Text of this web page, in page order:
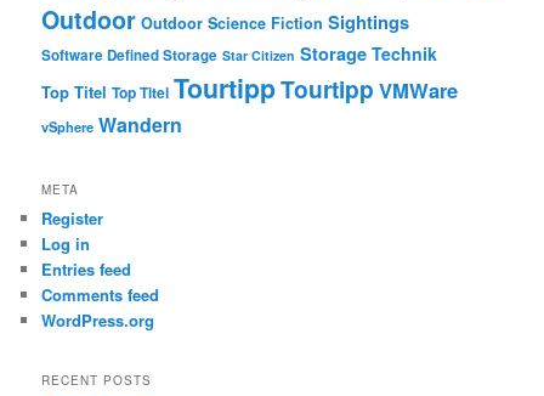
Outdoor Outdoor Science Fiction Sightings
Software Defined Storage Star Citizen Storage Technik
Top Titel Top Titel TourtippTourtipp VMWare
vSphere Wandern
META
Register
Log in
Entries feed
Comments feed
WordPress.org
RECENT POSTS